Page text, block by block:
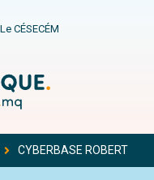
Le CÉSECÉM
CYBERBASE ROBERT